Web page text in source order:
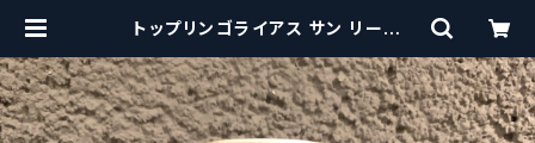
トップリンゴライアス サン リーパ
per【クラフトビール】 | craftbeers
cissors